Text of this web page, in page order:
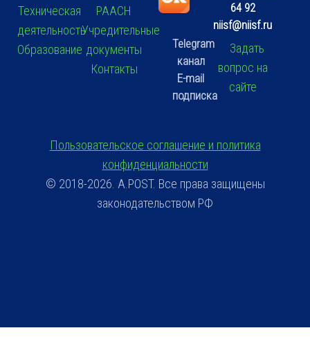
Техническая
деятельность
Образование
РААСН
Учредительные
документы
Контакты
Telegram
канал
E-mail
подписка
64 92
niisf@niisf.ru
Задать
вопрос на
сайте
Пользовательское соглашение и политика
конфиденциальности
© 2018-2026. A.POST. Все права защищены
законодательством РФ